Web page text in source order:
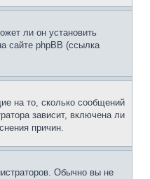
ли он установить
сайте phpBB (ссылка
на то, сколько сообщений
зависит, включена ли
причин.
Обычно вы не